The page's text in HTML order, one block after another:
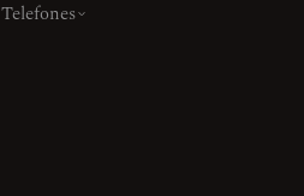
Telefones